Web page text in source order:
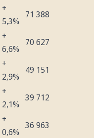
+
5,3%
71 388
+
6,6%
70 627
+
2,9%
49 151
+
2,1%
39 712
+
0,6%
36 963